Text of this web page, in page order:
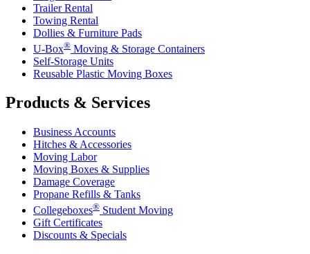
Trailer Rental
Towing Rental
Dollies & Furniture Pads
U-Box® Moving & Storage Containers
Self-Storage Units
Reusable Plastic Moving Boxes
Products & Services
Business Accounts
Hitches & Accessories
Moving Labor
Moving Boxes & Supplies
Damage Coverage
Propane Refills & Tanks
Collegeboxes® Student Moving
Gift Certificates
Discounts & Specials